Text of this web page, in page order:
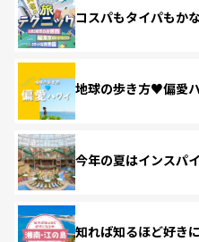
コスパもタイパもか
地球の歩き方♥偏愛
今年の夏はインスパ
知れば知るほど好き